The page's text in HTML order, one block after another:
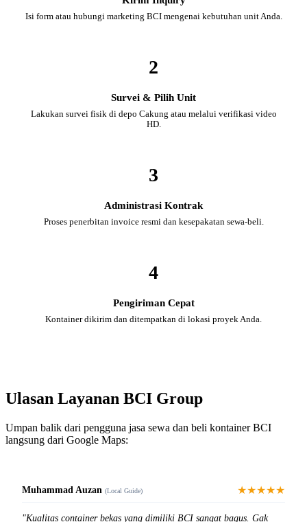
Isi form atau hubungi marketing BCI mengenai kebutuhan unit Anda.
2
Survei & Pilih Unit
Lakukan survei fisik di depo Cakung atau melalui verifikasi video
HD.
3
Administrasi Kontrak
Proses penerbitan invoice resmi dan kesepakatan sewa-beli.
4
Pengiriman Cepat
Kontainer dikirim dan ditempatkan di lokasi proyek Anda.
Ulasan Layanan BCI Group
Umpan balik dari pengguna jasa sewa dan beli kontainer BCI
langsung dari Google Maps:
Muhammad Auzan (Local Guide) ★★★★★
"Kualitas container bekas yang dimiliki BCI sangat bagus. Gak